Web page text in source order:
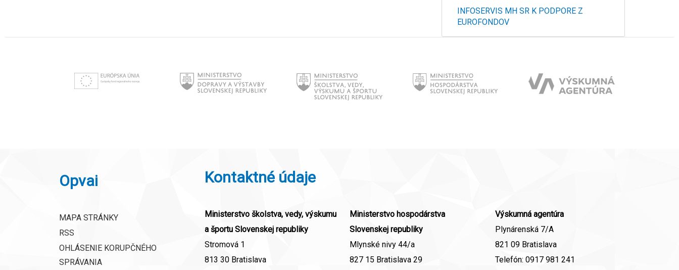
INFOSERVIS MH SR K PODPORE Z
EUROFONDOV
Opvai
MAPA STRÁNKY
RSS
OHLÁSENIE KORUPČNÉHO
SPRÁVANIA
Kontaktné údaje
Ministerstvo školstva, vedy, výskumu
a športu Slovenskej republiky
Stromová 1
813 30 Bratislava
Ministerstvo hospodárstva
Slovenskej republiky
Mlynské nivy 44/a
827 15 Bratislava 29
Výskumná agentúra
Plynárenská 7/A
821 09 Bratislava
Telefón: 0917 981 241